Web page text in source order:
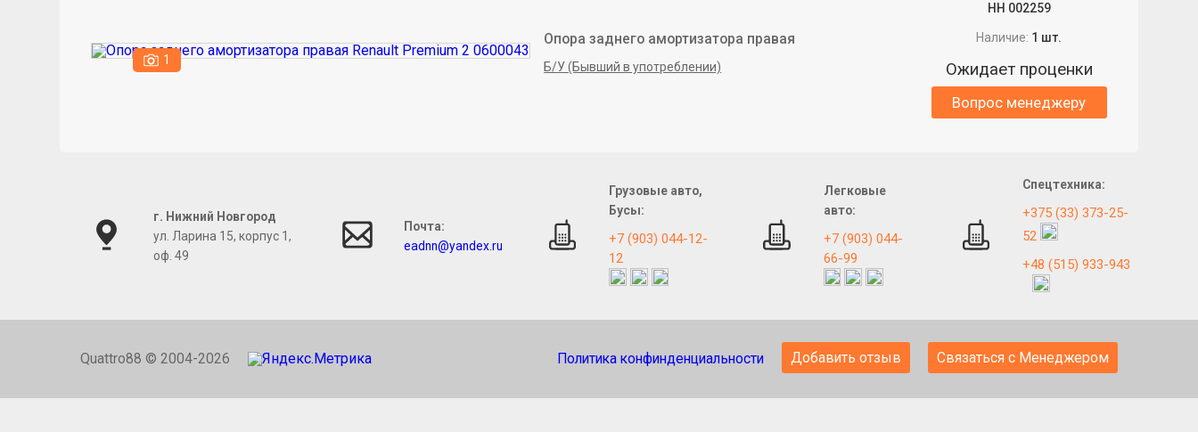
1
Опора заднего амортизатора правая
Б/У (Бывший в употреблении)
НН 002259
Наличие: 1 шт.
Ожидает проценки
Вопрос менеджеру
г. Нижний Новгород
ул. Ларина 15, корпус 1,
оф. 49
Почта:
eadnn@yandex.ru
Грузовые авто,
Бусы:
+7 (903) 044-12-
12
Легковые
авто:
+7 (903) 044-
66-99
Спецтехника:
+375 (33) 373-25-
52
+48 (515) 933-943
Quattro88 © 2004-2026 Политика конфинденциальности Добавить отзыв Связаться с Менеджером